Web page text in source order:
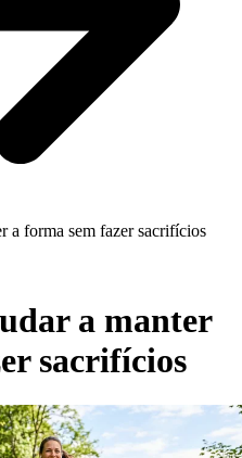
a forma sem fazer sacrifícios
a manter
sacrifícios